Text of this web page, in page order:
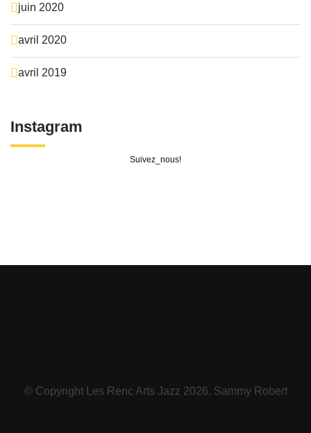
juin 2020
avril 2020
avril 2019
Instagram
Suivez_nous!
© Copyright Les Renc Arts Jazz 2026. Sammy Robert